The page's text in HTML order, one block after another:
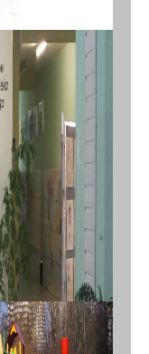
NR 58
MARII